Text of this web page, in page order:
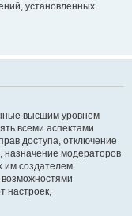
установленных
высшим уровнем
всеми аспектами
доступа, отключение
назначение модераторов
им создателем
настроек,